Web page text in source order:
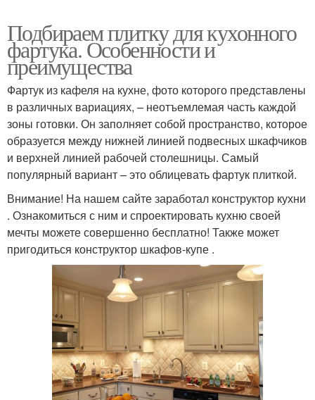
Подбираем плитку для кухонного
фартука. Особенности и
преимущества
Фартук из кафеля на кухне, фото которого представлены
в различных вариациях, – неотъемлемая часть каждой
зоны готовки. Он заполняет собой пространство, которое
образуется между нижней линией подвесных шкафчиков
и верхней линией рабочей столешницы. Самый
популярный вариант – это облицевать фартук плиткой.
Внимание! На нашем сайте заработал конструктор кухни
. Ознакомиться с ним и спроектировать кухню своей
мечты можете совершенно бесплатно! Также может
пригодиться конструктор шкафов-купе .